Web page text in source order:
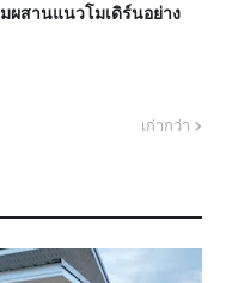
ผสานแนวโมเดิร์นอย่าง
เก่ากว่า